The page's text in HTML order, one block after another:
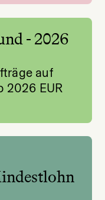
- 2026
auf
2026 EUR